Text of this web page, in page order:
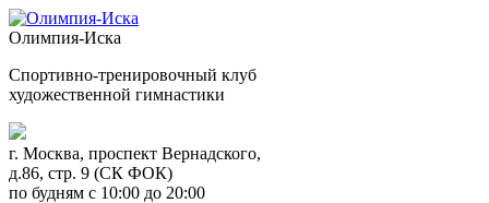
Олимпия-Иска
Спортивно-тренировочный клуб
художественной гимнастики
г. Москва, проспект Вернадского,
д.86, стр. 9 (СК ФОК)
по будням с 10:00 до 20:00